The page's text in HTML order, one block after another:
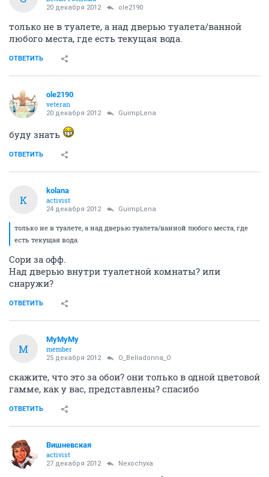
20 декабря 2012 ole2190
только не в туалете, а над дверью туалета/ванной
любого места, где есть текущая вода.
ОТВЕТИТЬ
ole2190
veteran
20 декабря 2012 GuimpLena
буду знать
ОТВЕТИТЬ
K
kolana
activist
24 декабря 2012 GuimpLena
только не в туалете, а над дверью туалета/ванной любого места, где
есть текущая вода.
Сори за офф.
Над дверью внутри туалетной комнаты? или
снаружи?
ОТВЕТИТЬ
M
MyMyMy
member
25 декабря 2012 O_Belladonna_O
скажите, что это за обои? они только в одной цветовой
гамме, как у вас, представлены? спасибо
ОТВЕТИТЬ
Вишневская
activist
27 декабря 2012 Nexochyxa